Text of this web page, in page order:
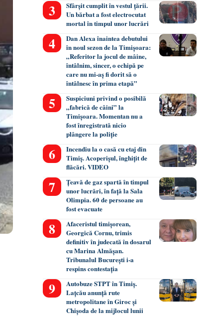
Sfârșit cumplit în vestul țării.
Un bărbat a fost electrocutat
mortal în timpul unor lucrări
Dan Alexa înaintea debutului
în noul sezon de la Timișoara:
„Referitor la jocul de mâine,
întâlnim, sincer, o echipă pe
care nu mi-aș fi dorit să o
întâlnesc în prima etapă”
Suspiciuni privind o posibilă
„fabrică de câini” la
Timișoara. Momentan nu a
fost înregistrată nicio
plângere la poliție
Incendiu la o casă cu etaj din
Timiș. Acoperișul, înghițit de
flăcări. VIDEO
Țeavă de gaz spartă în timpul
unor lucrări, în față la Sala
Olimpia. 60 de persoane au
fost evacuate
Afaceristul timișorean,
Georgică Cornu, trimis
definitiv în judecată în dosarul
cu Marina Almășan.
Tribunalul București i-a
respins contestația
Autobuze STPT în Timiș.
Lațcău anunță rute
metropolitane în Giroc și
Chișoda de la mijlocul lunii